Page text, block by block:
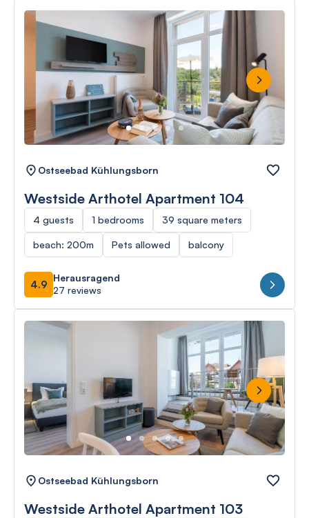
Next
Ostseebad Kühlungsborn
Westside Arthotel Apartment 104
4 guests 1 bedrooms 39 square meters
beach: 200m Pets allowed balcony
4.9
Herausragend
27 reviews
Next
Ostseebad Kühlungsborn
Westside Arthotel Apartment 103